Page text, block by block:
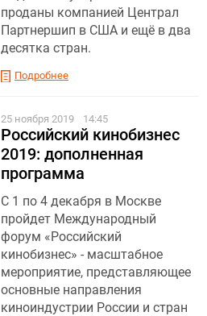
проданы компанией Централ
Партнершип в США и ещё в два
десятка стран.
Подробнее
25 ноября 2019 14:45
Российский кинобизнес
2019: дополненная
программа
С 1 по 4 декабря в Москве
пройдет Международный
форум «Российский
кинобизнес» - масштабное
мероприятие, представляющее
основные направления
киноиндустрии России и стран